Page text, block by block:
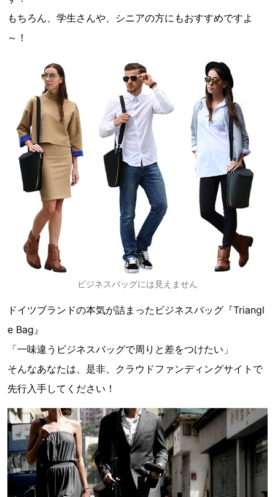
もちろん、学生さんや、シニアの方にもおすすめですよ
～！
ビジネスバッグには見えません
ドイツブランドの本気が詰まったビジネスバッグ『Triangl
e Bag』
「一味違うビジネスバッグで周りと差をつけたい」
そんなあなたは、是非、クラウドファンディングサイトで
先行入手してください！